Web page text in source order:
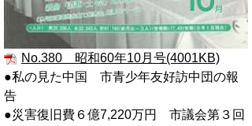
No.380 昭和60年10月号(4001KB)
●私の見た中国 市青少年友好訪中団の報
告
●災害復旧費６億7,220万円 市議会第３回